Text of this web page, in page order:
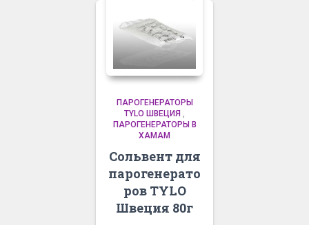
ПАРОГЕНЕРАТОРЫ
TYLO ШВЕЦИЯ ,
ПАРОГЕНЕРАТОРЫ В
ХАМАМ
Сольвент для
парогенерато
ров TYLO
Швеция 80г